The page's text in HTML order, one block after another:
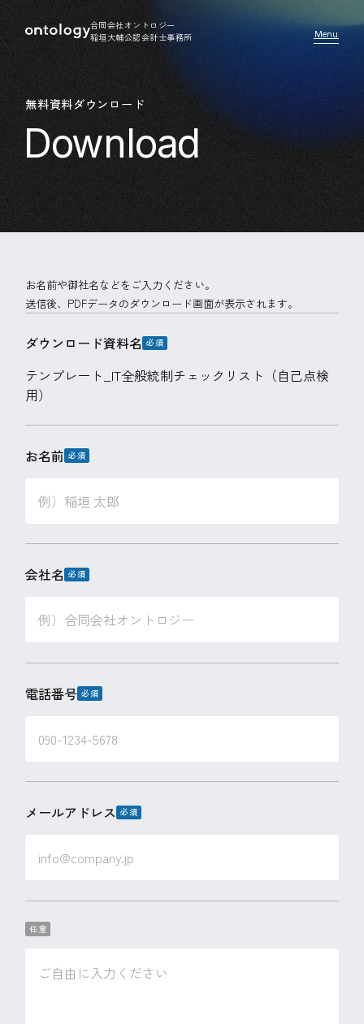
合同会社オントロジー
稲垣大輔公認会計士事務所
無料資料ダウンロード
お名前や御社名などをご入力ください。
送信後、PDFデータのダウンロード画面が表示されます。
ダウンロード資料名
テンプレート_IT全般統制チェックリスト（自己点検
用）
お名前
会社名
電話番号
メールアドレス